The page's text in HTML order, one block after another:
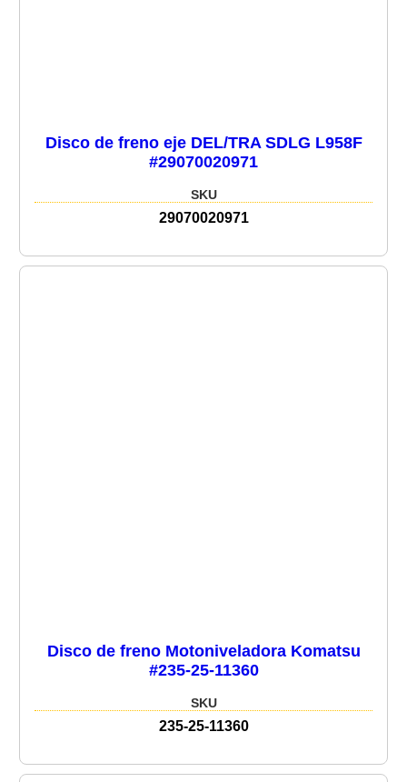
Disco de freno eje DEL/TRA SDLG L958F
#29070020971
SKU
29070020971
Disco de freno Motoniveladora Komatsu
#235-25-11360
SKU
235-25-11360